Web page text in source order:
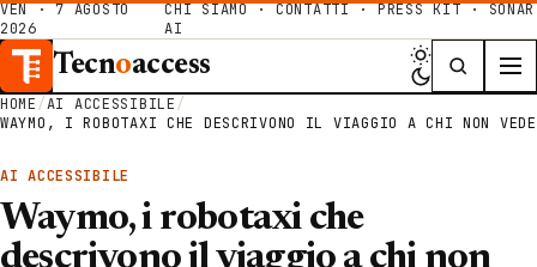
VEN · 7 AGOSTO
2026
CHI SIAMO ·CONTATTI ·PRESS KIT ·SONAR
AI
Tecnoaccess
HOME/AI ACCESSIBILE/
WAYMO, I ROBOTAXI CHE DESCRIVONO IL VIAGGIO A CHI NON VEDE
AI ACCESSIBILE
Waymo, i robotaxi che
descrivono il viaggio a chi non